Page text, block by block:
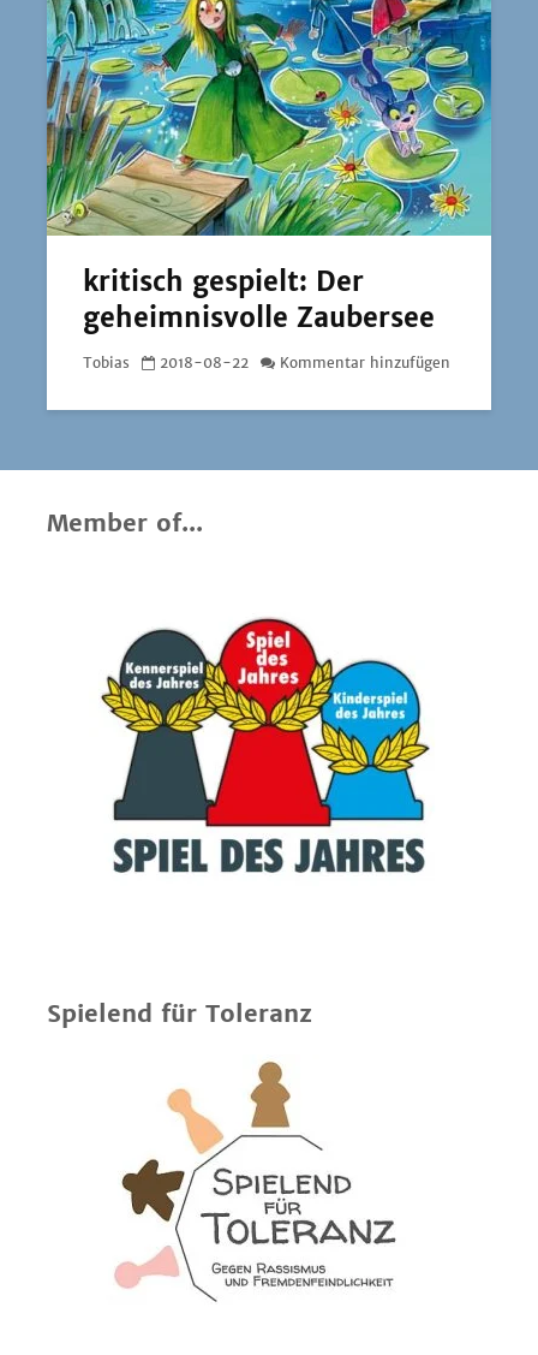
kritisch gespielt: Der
geheimnisvolle Zaubersee
Tobias 2018-08-22 Kommentar hinzufügen
Member of...
Spielend für Toleranz